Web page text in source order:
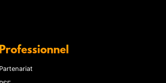
Professionnel
Partenariat